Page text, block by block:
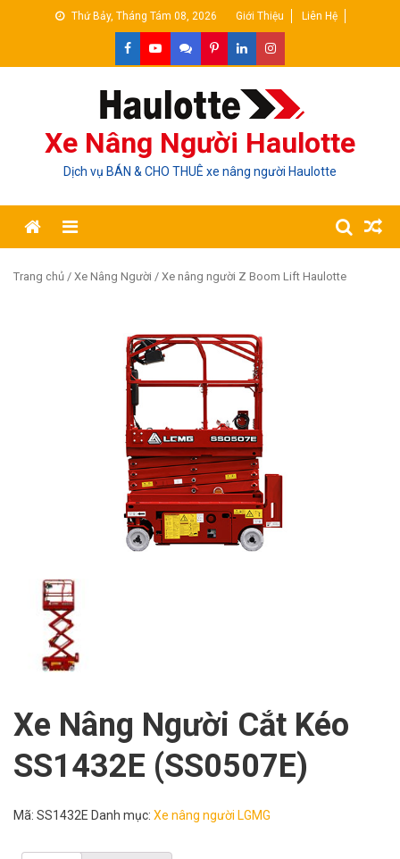
Thứ Bảy, Tháng Tám 08, 2026 Giới Thiệu Liên Hệ
Xe Nâng Người Haulotte
Dịch vụ BÁN & CHO THUÊ xe nâng người Haulotte
Trang chủ / Xe Nâng Người / Xe nâng người Z Boom Lift Haulotte
Xe Nâng Người Cắt Kéo
SS1432E (SS0507E)
Mã: SS1432E Danh mục: Xe nâng người LGMG